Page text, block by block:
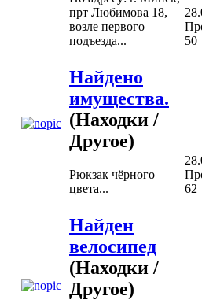
прт Любимова 18,
возле первого
подъезда...
50
Найдено
имущества.
(Находки /
Другое)
Рюкзак чёрного
цвета...
62
Найден
велосипед
(Находки /
Другое)